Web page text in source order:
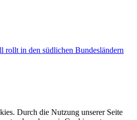
rollt in den südlichen Bundesländern
Durch die Nutzung unserer Seite